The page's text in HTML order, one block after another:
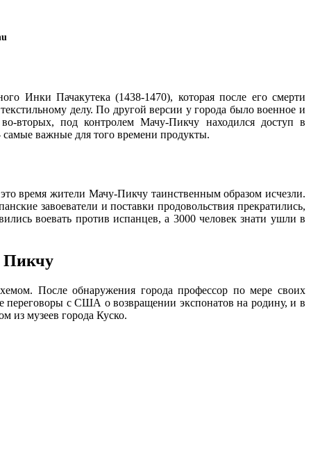
Инки Пачакутека (1438-1470), которая после его смерти
делу. По другой версии у города было военное и
вторых, под контролем Мачу-Пикчу находился доступ в
важные для того времени продукты.
время жители Мачу-Пикчу таинственным образом исчезли.
завоеватели и поставки продовольствия прекратились,
воевать против испанцев, а 3000 человек знати ушли в
Пикчу
После обнаружения города профессор по мере своих
переговоры с США о возвращении экспонатов на родину, и в
из музеев города Куско.